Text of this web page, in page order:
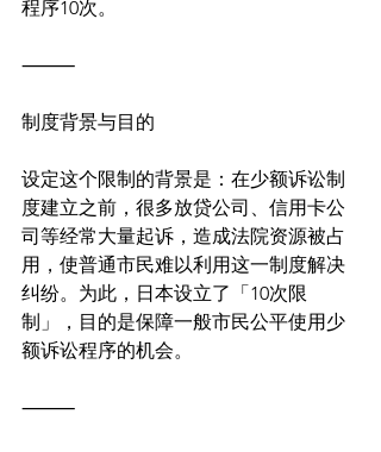
程序10次。
⸻
制度背景与目的
设定这个限制的背景是：在少额诉讼制
度建立之前，很多放贷公司、信用卡公
司等经常大量起诉，造成法院资源被占
用，使普通市民难以利用这一制度解决
纠纷。为此，日本设立了「10次限
制」，目的是保障一般市民公平使用少
额诉讼程序的机会。
⸻